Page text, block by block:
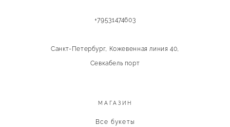
+79531474603
Санкт-Петербург, Кожевенная линия 40,
Севкабель порт
МАГАЗИН
Все букеты